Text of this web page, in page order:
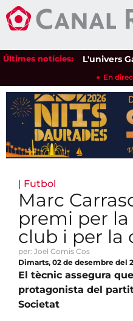
Últimes notícies:L'univers
En
| Futbol
Marc
premi per
club i per la
per: Joel Gomis Cos
Dimarts, 02 de desembre del
El tècnic assegura
protagonista del
Societat